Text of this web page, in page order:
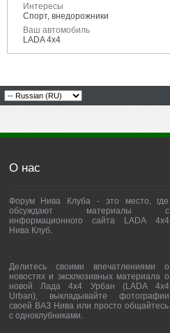
Интересы
Спорт, внедорожники
Ваш автомобиль
LADA 4x4
О нас
Форум Нива Клуба - это место, где
обсуждают материалы с
информационного сайта LADA 4x4
Нива Клуб.
Делитесь своими впечатлениями о
новостях и эксклюзивных материала о
новой Лада 4х4 Урбан (LADA 4x4
Urban), выкладывайте фотографии
своей ВАЗ Нива или просто общайтесь
с одноклубниками.